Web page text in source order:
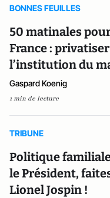
BONNES FEUILLES
50 matinales
France : privatiser
l’institution du
Gaspard Koenig
1 min de lecture
TRIBUNE
Politique
le Président,
Lionel Jospin !